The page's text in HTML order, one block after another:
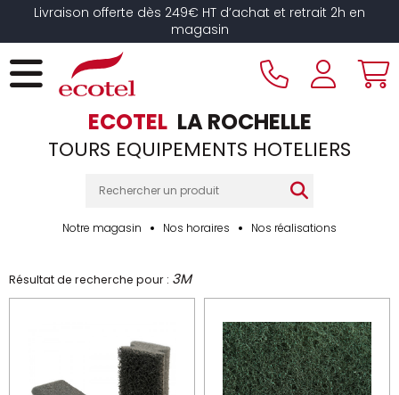
Livraison offerte dès 249€ HT d’achat et retrait 2h en
magasin
ECOTEL LA ROCHELLE
TOURS EQUIPEMENTS HOTELIERS
Notre magasin Nos horaires Nos réalisations
Résultat de recherche pour : 3M
Panneau de gestion des cookies